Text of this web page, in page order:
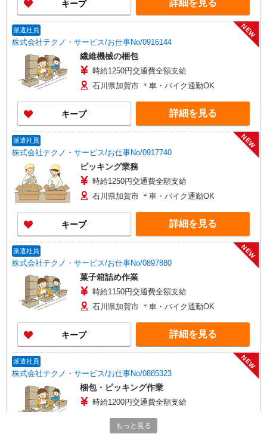
キープ 詳細を見る
派遣社員
株式会社テクノ・サービス/お仕事No/0916144
NEW
繊維機械の梱包
時給1250円交通費全額支給
石川県加賀市 ＊車・バイク通勤OK
キープ 詳細を見る
派遣社員
株式会社テクノ・サービス/お仕事No/0917740
NEW
ピッキング業務
時給1250円交通費全額支給
石川県加賀市 ＊車・バイク通勤OK
キープ 詳細を見る
派遣社員
株式会社テクノ・サービス/お仕事No/0897880
NEW
菓子箱詰め作業
時給1150円交通費全額支給
石川県加賀市 ＊車・バイク通勤OK
キープ 詳細を見る
派遣社員
株式会社テクノ・サービス/お仕事No/0885323
NEW
梱包・ピッキング作業
時給1200円交通費全額支給
石川県加賀市 ＊車・バイク通勤OK
もっと見る